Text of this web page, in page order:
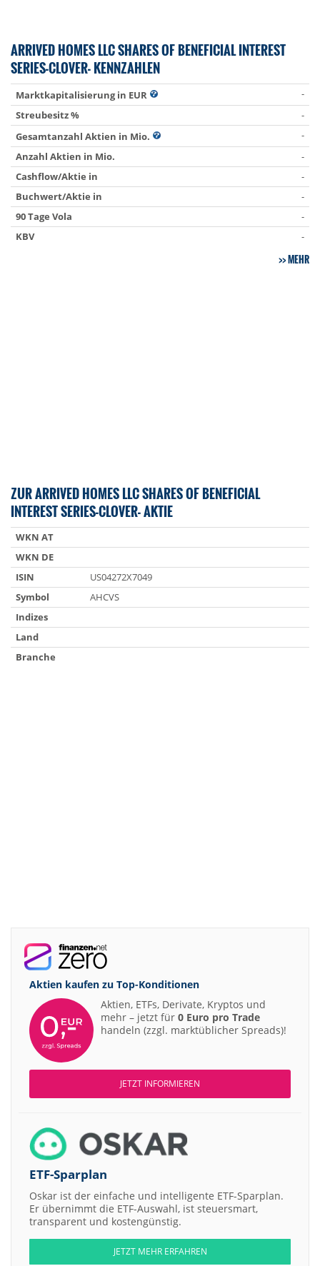
ARRIVED HOMES LLC SHARES OF BENEFICIAL INTEREST
SERIES-CLOVER- KENNZAHLEN
Marktkapitalisierung in EUR
-
Streubesitz %
-
Gesamtanzahl Aktien in Mio.
-
Anzahl Aktien in Mio.
-
Cashflow/Aktie in
-
Buchwert/Aktie in
-
90 Tage Vola
-
KBV
-
MEHR
ZUR ARRIVED HOMES LLC SHARES OF BENEFICIAL
INTEREST SERIES-CLOVER- AKTIE
WKN AT
WKN DE
ISIN
US04272X7049
Symbol
AHCVS
Indizes
Land
Branche
Aktien kaufen zu Top-Konditionen
Aktien, ETFs, Derivate, Kryptos und
mehr – jetzt für 0 Euro pro Trade
handeln (zzgl. marktüblicher Spreads)!
JETZT INFORMIEREN
ETF-Sparplan
Oskar ist der einfache und intelligente ETF-Sparplan.
Er übernimmt die ETF-Auswahl, ist steuersmart,
transparent und kostengünstig.
JETZT MEHR ERFAHREN